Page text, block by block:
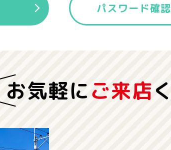
パスワード確認
お気軽にご来店